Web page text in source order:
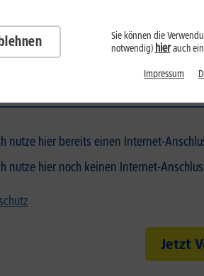
Glasfaser-
nutze hier bereits einen Internet-
nutze hier noch keinen Internet-
Jetzt
Sie können die
notwendig) hierauch
Impressum